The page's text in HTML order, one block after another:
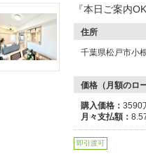
『本日ご案内
住所
千葉県松戸市小
価格（月額のロ
購入価格： 3590
月々支払額：
即引渡可